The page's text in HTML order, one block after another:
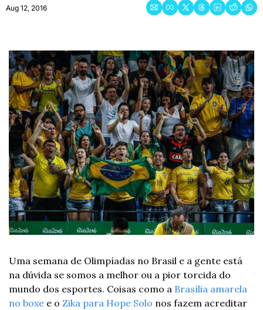
Aug 12, 2016
Uma semana de Olimpíadas no Brasil e a gente está
na dúvida se somos a melhor ou a pior torcida do
mundo dos esportes. Coisas como a Brasília amarela
no boxe e o Zika para Hope Solo nos fazem acreditar